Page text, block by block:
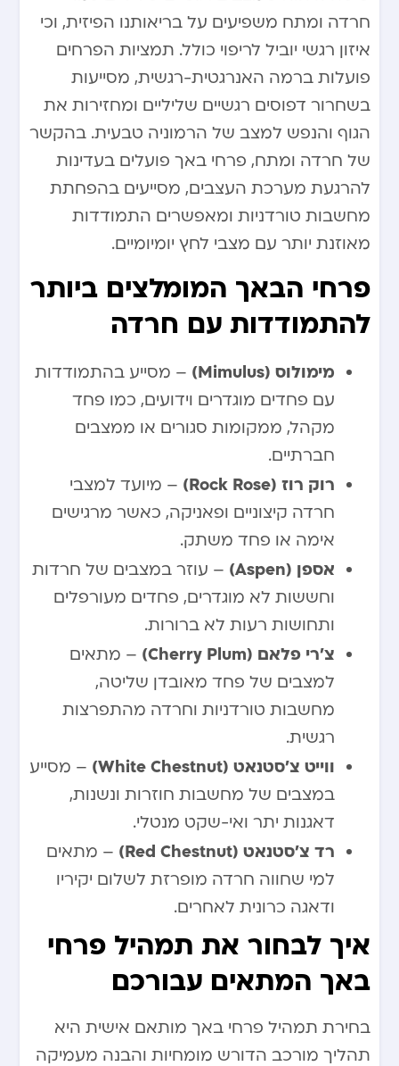
חרדה ומתח משפיעים על בריאותנו הפיזית, וכי
איזון רגשי יוביל לריפוי כולל. תמציות הפרחים
פועלות ברמה האנרגטית-רגשית, מסייעות
בשחרור דפוסים רגשיים שליליים ומחזירות את
הגוף והנפש למצב של הרמוניה טבעית. בהקשר
של חרדה ומתח, פרחי באך פועלים בעדינות
להרגעת מערכת העצבים, מסייעים בהפחתת
מחשבות טורדניות ומאפשרים התמודדות
מאוזנת יותר עם מצבי לחץ יומיומיים.
פרחי הבאך המומלצים ביותר
להתמודדות עם חרדה
מימולוס (Mimulus)
– מסייע בהתמודדות
עם פחדים מוגדרים וידועים, כמו פחד
מקהל, ממקומות סגורים או ממצבים
חברתיים.
רוק רוז (Rock Rose)
– מיועד למצבי
חרדה קיצוניים ופאניקה, כאשר מרגישים
אימה או פחד משתק.
אספן (Aspen)
– עוזר במצבים של חרדות
וחששות לא מוגדרים, פחדים מעורפלים
ותחושות רעות לא ברורות.
צ’רי פלאם (Cherry Plum)
– מתאים
למצבים של פחד מאובדן שליטה,
מחשבות טורדניות וחרדה מהתפרצות
רגשית.
ווייט צ’סטנאט (White Chestnut)
– מסייע
במצבים של מחשבות חוזרות ונשנות,
דאגנות יתר ואי-שקט מנטלי.
רד צ’סטנאט (Red Chestnut)
– מתאים
למי שחווה חרדה מופרזת לשלום יקיריו
ודאגה כרונית לאחרים.
איך לבחור את תמהיל פרחי
באך המתאים עבורכם
בחירת תמהיל פרחי באך מותאם אישית היא
תהליך מורכב הדורש מומחיות והבנה מעמיקה